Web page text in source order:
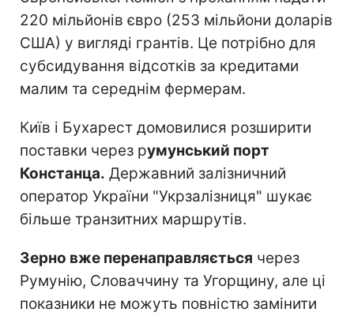
220 мільйонів євро (253 мільйони доларів
США) у вигляді грантів. Це потрібно для
субсидування відсотків за кредитами
малим та середнім фермерам.
Київ і Бухарест домовилися розширити
поставки через румунський порт
Констанца. Державний залізничний
оператор України "Укрзалізниця" шукає
більше транзитних маршрутів.
Зерно вже перенаправляється через
Румунію, Словаччину та Угорщину, але ці
показники не можуть повністю замінити